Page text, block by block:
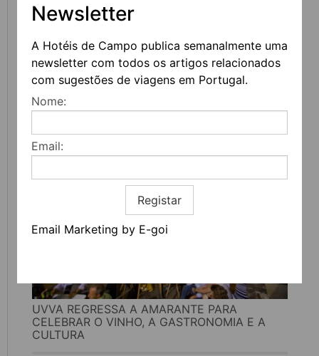
Newsletter
A Hotéis de Campo publica semanalmente uma
newsletter com todos os artigos relacionados
com sugestões de viagens em Portugal.
Nome:
Email:
Registar
Email Marketing by E-goi
FEIRA DO LIVRO DO PORTO REGRESSA COM
MAIS DE 200 ATIVIDADES DEDICADAS À
LITERATURA, MÚSICA E PENSAMENTO
UVVA REGRESSA A AMARANTE PARA
CELEBRAR O VINHO, A GASTRONOMIA E A
CULTURA